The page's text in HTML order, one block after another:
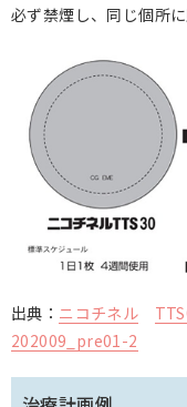
必ず禁煙し、同じ個所
出典： ニコチネル
202009_pre01-2